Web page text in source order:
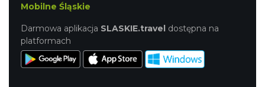
Mobilne Śląskie
Darmowa aplikacja SLASKIE.travel dostępna na
platformach